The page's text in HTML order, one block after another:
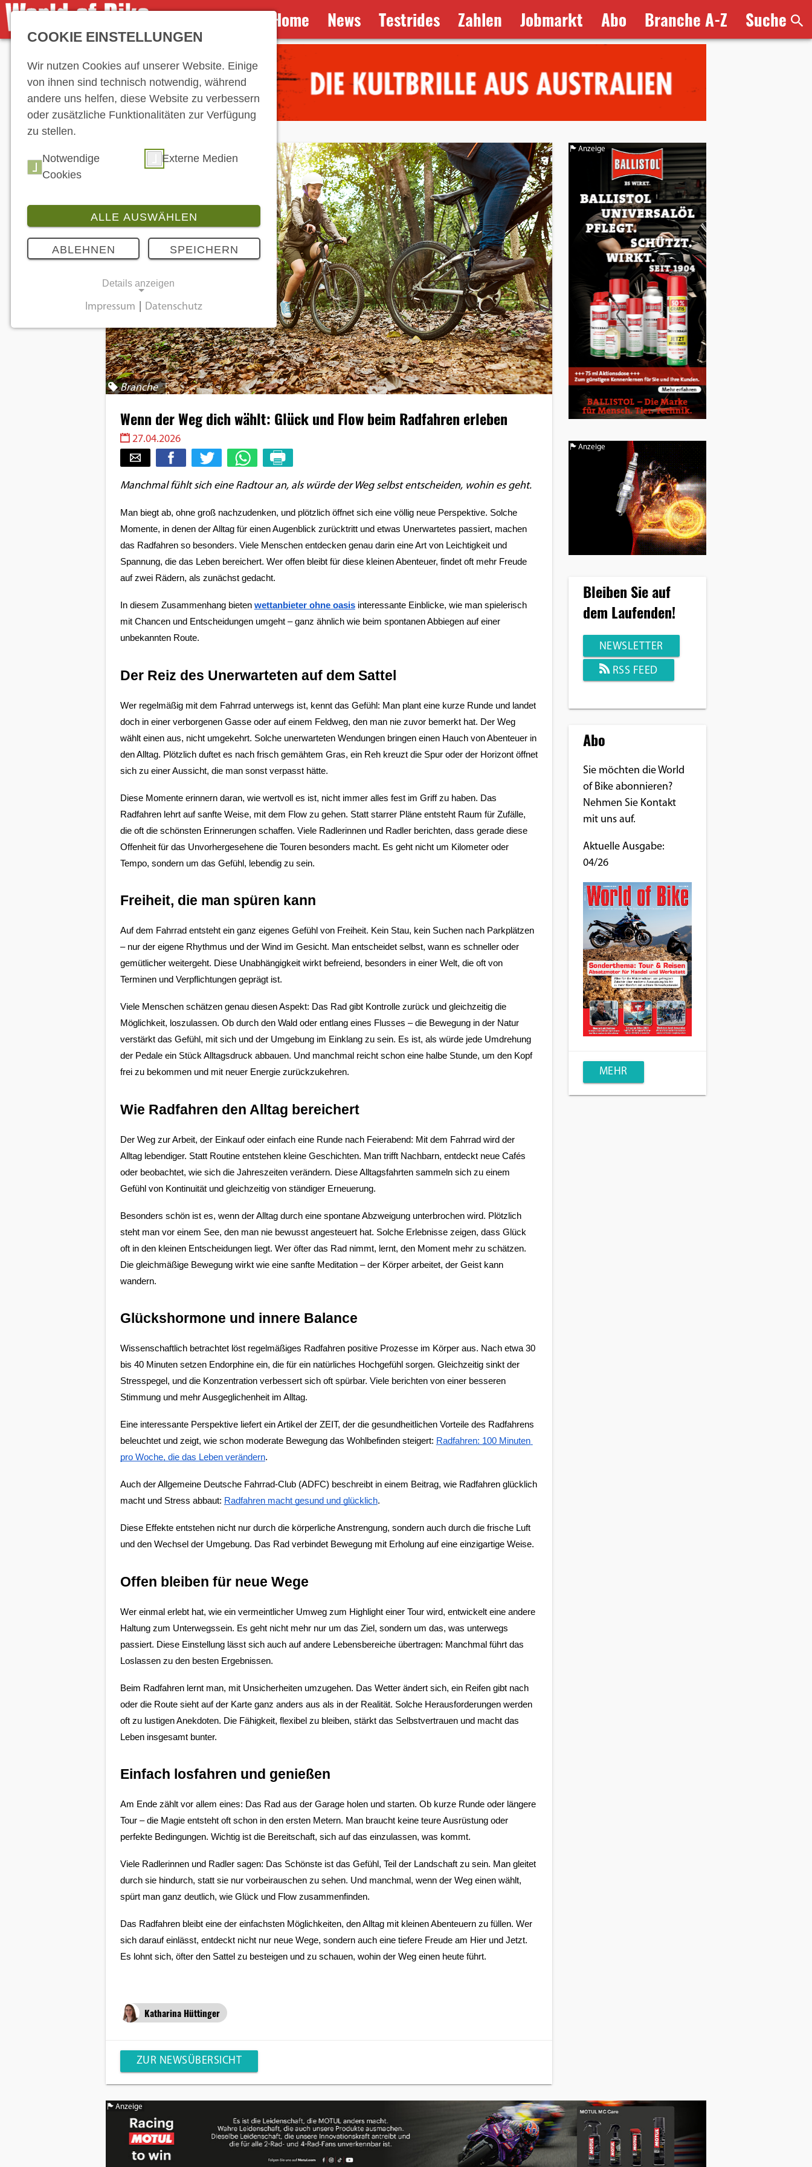
Home News Testrides Zahlen Jobmarkt Abo Branche A-Z Suche
Branche
Wenn der Weg dich wählt: Glück und Flow beim Radfahren erleben
27.04.2026
Manchmal fühlt sich eine Radtour an, als würde der Weg selbst entscheiden, wohin es geht.
Man biegt ab, ohne groß nachzudenken, und plötzlich öffnet sich eine völlig neue Perspektive. Solche
Momente, in denen der Alltag für einen Augenblick zurücktritt und etwas Unerwartetes passiert, machen
das Radfahren so besonders. Viele Menschen entdecken genau darin eine Art von Leichtigkeit und
Spannung, die das Leben bereichert. Wer offen bleibt für diese kleinen Abenteuer, findet oft mehr Freude
auf zwei Rädern, als zunächst gedacht.
In diesem Zusammenhang bieten wettanbieter ohne oasis interessante Einblicke, wie man spielerisch
mit Chancen und Entscheidungen umgeht – ganz ähnlich wie beim spontanen Abbiegen auf einer
unbekannten Route.
Der Reiz des Unerwarteten auf dem Sattel
Wer regelmäßig mit dem Fahrrad unterwegs ist, kennt das Gefühl: Man plant eine kurze Runde und landet
doch in einer verborgenen Gasse oder auf einem Feldweg, den man nie zuvor bemerkt hat. Der Weg
wählt einen aus, nicht umgekehrt. Solche unerwarteten Wendungen bringen einen Hauch von Abenteuer in
den Alltag. Plötzlich duftet es nach frisch gemähtem Gras, ein Reh kreuzt die Spur oder der Horizont öffnet
sich zu einer Aussicht, die man sonst verpasst hätte.
Diese Momente erinnern daran, wie wertvoll es ist, nicht immer alles fest im Griff zu haben. Das
Radfahren lehrt auf sanfte Weise, mit dem Flow zu gehen. Statt starrer Pläne entsteht Raum für Zufälle,
die oft die schönsten Erinnerungen schaffen. Viele Radlerinnen und Radler berichten, dass gerade diese
Offenheit für das Unvorhergesehene die Touren besonders macht. Es geht nicht um Kilometer oder
Tempo, sondern um das Gefühl, lebendig zu sein.
Freiheit, die man spüren kann
Auf dem Fahrrad entsteht ein ganz eigenes Gefühl von Freiheit. Kein Stau, kein Suchen nach Parkplätzen
– nur der eigene Rhythmus und der Wind im Gesicht. Man entscheidet selbst, wann es schneller oder
gemütlicher weitergeht. Diese Unabhängigkeit wirkt befreiend, besonders in einer Welt, die oft von
Terminen und Verpflichtungen geprägt ist.
Viele Menschen schätzen genau diesen Aspekt: Das Rad gibt Kontrolle zurück und gleichzeitig die
Möglichkeit, loszulassen. Ob durch den Wald oder entlang eines Flusses – die Bewegung in der Natur
verstärkt das Gefühl, mit sich und der Umgebung im Einklang zu sein. Es ist, als würde jede Umdrehung
der Pedale ein Stück Alltagsdruck abbauen. Und manchmal reicht schon eine halbe Stunde, um den Kopf
frei zu bekommen und mit neuer Energie zurückzukehren.
Wie Radfahren den Alltag bereichert
Der Weg zur Arbeit, der Einkauf oder einfach eine Runde nach Feierabend: Mit dem Fahrrad wird der
Alltag lebendiger. Statt Routine entstehen kleine Geschichten. Man trifft Nachbarn, entdeckt neue Cafés
oder beobachtet, wie sich die Jahreszeiten verändern. Diese Alltagsfahrten sammeln sich zu einem
Gefühl von Kontinuität und gleichzeitig von ständiger Erneuerung.
Besonders schön ist es, wenn der Alltag durch eine spontane Abzweigung unterbrochen wird. Plötzlich
steht man vor einem See, den man nie bewusst angesteuert hat. Solche Erlebnisse zeigen, dass Glück
oft in den kleinen Entscheidungen liegt. Wer öfter das Rad nimmt, lernt, den Moment mehr zu schätzen.
Die gleichmäßige Bewegung wirkt wie eine sanfte Meditation – der Körper arbeitet, der Geist kann
wandern.
Glückshormone und innere Balance
Wissenschaftlich betrachtet löst regelmäßiges Radfahren positive Prozesse im Körper aus. Nach etwa 30
bis 40 Minuten setzen Endorphine ein, die für ein natürliches Hochgefühl sorgen. Gleichzeitig sinkt der
Stresspegel, und die Konzentration verbessert sich oft spürbar. Viele berichten von einer besseren
Stimmung und mehr Ausgeglichenheit im Alltag.
Eine interessante Perspektive liefert ein Artikel der ZEIT, der die gesundheitlichen Vorteile des Radfahrens
beleuchtet und zeigt, wie schon moderate Bewegung das Wohlbefinden steigert: Radfahren: 100 Minuten
pro Woche, die das Leben verändern.
Auch der Allgemeine Deutsche Fahrrad-Club (ADFC) beschreibt in einem Beitrag, wie Radfahren glücklich
macht und Stress abbaut: Radfahren macht gesund und glücklich.
Diese Effekte entstehen nicht nur durch die körperliche Anstrengung, sondern auch durch die frische Luft
und den Wechsel der Umgebung. Das Rad verbindet Bewegung mit Erholung auf eine einzigartige Weise.
Offen bleiben für neue Wege
Wer einmal erlebt hat, wie ein vermeintlicher Umweg zum Highlight einer Tour wird, entwickelt eine andere
Haltung zum Unterwegssein. Es geht nicht mehr nur um das Ziel, sondern um das, was unterwegs
passiert. Diese Einstellung lässt sich auch auf andere Lebensbereiche übertragen: Manchmal führt das
Loslassen zu den besten Ergebnissen.
Beim Radfahren lernt man, mit Unsicherheiten umzugehen. Das Wetter ändert sich, ein Reifen gibt nach
oder die Route sieht auf der Karte ganz anders aus als in der Realität. Solche Herausforderungen werden
oft zu lustigen Anekdoten. Die Fähigkeit, flexibel zu bleiben, stärkt das Selbstvertrauen und macht das
Leben insgesamt bunter.
Einfach losfahren und genießen
Am Ende zählt vor allem eines: Das Rad aus der Garage holen und starten. Ob kurze Runde oder längere
Tour – die Magie entsteht oft schon in den ersten Metern. Man braucht keine teure Ausrüstung oder
perfekte Bedingungen. Wichtig ist die Bereitschaft, sich auf das einzulassen, was kommt.
Viele Radlerinnen und Radler sagen: Das Schönste ist das Gefühl, Teil der Landschaft zu sein. Man gleitet
durch sie hindurch, statt sie nur vorbeirauschen zu sehen. Und manchmal, wenn der Weg einen wählt,
spürt man ganz deutlich, wie Glück und Flow zusammenfinden.
Das Radfahren bleibt eine der einfachsten Möglichkeiten, den Alltag mit kleinen Abenteuern zu füllen. Wer
sich darauf einlässt, entdeckt nicht nur neue Wege, sondern auch eine tiefere Freude am Hier und Jetzt.
Es lohnt sich, öfter den Sattel zu besteigen und zu schauen, wohin der Weg einen heute führt.
Katharina Hüttinger
ZUR NEWSÜBERSICHT
Anzeige
Anzeige
Bleiben Sie auf
dem Laufenden!
NEWSLETTER
RSS FEED
Abo
Sie möchten die World
of Bike abonnieren?
Nehmen Sie Kontakt
mit uns auf.
Aktuelle Ausgabe:
04/26
MEHR
Anzeige
COOKIE EINSTELLUNGEN
Wir nutzen Cookies auf unserer Website. Einige
von ihnen sind technisch notwendig, während
andere uns helfen, diese Website zu verbessern
oder zusätzliche Funktionalitäten zur Verfügung
zu stellen.
Notwendige
Cookies
Externe Medien
ALLE AUSWÄHLEN
ABLEHNEN SPEICHERN
Details anzeigen
Notwendige Cookies ermöglichen
grundlegende Funktionen und sind für die
einwandfreie Funktion der Website
Einverständnis-Cookie
Einverständnis-Optionen des
Um Inhalte von Videoplattformen und
können, werden von diesen externen
Medien Cookies gesetzt.
Impressum Datenschutz